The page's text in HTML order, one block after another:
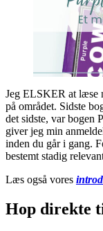
Jeg ELSKER at læse
på området. Sidste
det sidste, var bogen
giver jeg min
inden du går i gang.
bestemt stadig
Læs også vores
Hop direkte